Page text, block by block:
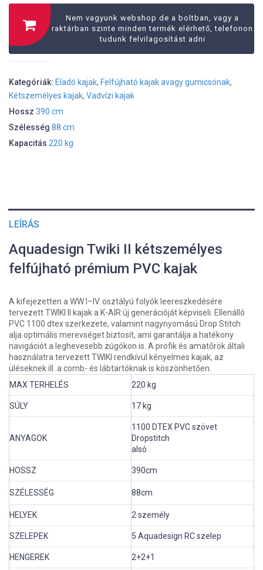
Nem vagyunk webshop de a boltban, vagy a
raktárban szinte minden termék elérhető, telefonon
tudunk felvilagosítást adni
Kategóriák: Eladó kajak, Felfújható kajak avagy gumicsónak,
Kétszemélyes kajak, Vadvízi kajak
Hossz 390 cm
Szélesség 88 cm
Kapacitás 220 kg
LEÍRÁS
Aquadesign Twiki II kétszemélyes
felfújható prémium PVC kajak
A kifejezetten a WW I–IV. osztályú folyók leereszkedésére
tervezett TWIKI II kajak a K-AIR új generációját képviseli. Ellenálló
PVC 1100 dtex szerkezete, valamint nagynyomású Drop Stitch
alja optimális merevséget biztosít, ami garantálja a hatékony
navigációt a leghevesebb zúgókon is. A profik és amatőrök általi
használatra tervezett TWIKI rendkívül kényelmes kajak, az
üléseknek ill. a comb- és lábtartóknak is köszönhetően.
MAX TERHELÉS
220 kg
SÚLY 17 kg
ANYAGOK
1100 DTEX PVC szövet
Dropstitch
alsó
HOSSZ 390cm
SZÉLESSÉG 88cm
HELYEK 2 személy
SZELEPEK 5 Aquadesign RC szelep
HENGEREK 2+2+1